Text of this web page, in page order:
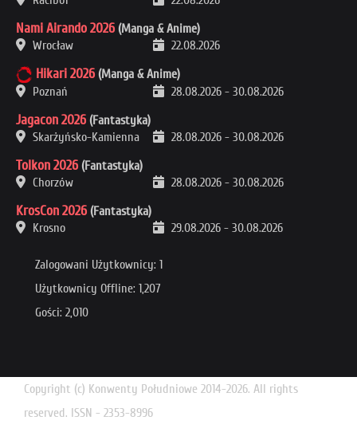
Nami Airando 2026 (Manga & Anime)
Wrocław
22.08.2026
Hikari 2026 (Manga & Anime)
Poznań
28.08.2026 - 30.08.2026
Jagacon 2026 (Fantastyka)
Skarżyńsko-Kamienna
28.08.2026 - 30.08.2026
Tolkon 2026 (Fantastyka)
Chorzów
28.08.2026 - 30.08.2026
KrosCon 2026 (Fantastyka)
Krosno
29.08.2026 - 30.08.2026
Zalogowani Użytkownicy: 1
Użytkownicy Offline: 1,207
Gości: 2,010
Copyright (c) Konwenty Południowe 2014-2026. All rights
reserved. ISSN - 2353-8996